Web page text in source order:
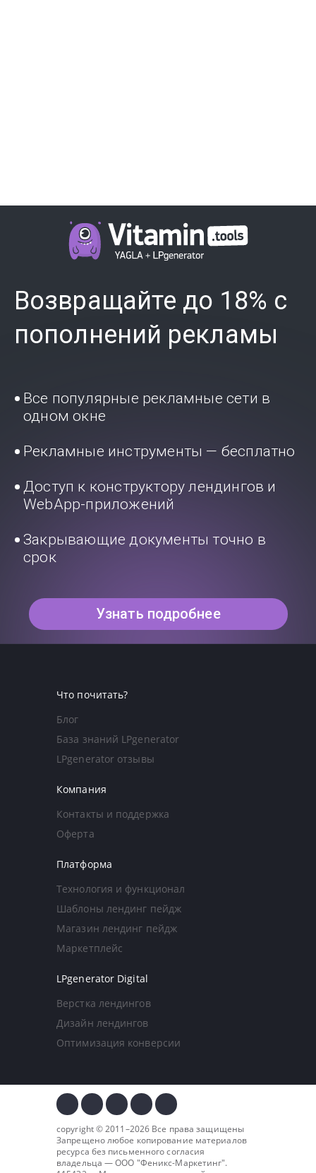
Возвращайте до 18% с
пополнений рекламы
Все популярные рекламные сети в
одном окне
Рекламные инструменты — бесплатно
Доступ к конструктору лендингов и
WebApp-приложений
Закрывающие документы точно в
срок
Узнать подробнее
Что почитать?
Блог
База знаний LPgenerator
LPgenerator отзывы
Компания
Контакты и поддержка
Оферта
Платформа
Технология и функционал
Шаблоны лендинг пейдж
Магазин лендинг пейдж
Маркетплейс
LPgenerator Digital
Верстка лендингов
Дизайн лендингов
Оптимизация конверсии
copyright © 2011–2026 Все права защищены
Запрещено любое копирование материалов
ресурса без письменного согласия
владельца — ООО "Феникс-Маркетинг".